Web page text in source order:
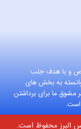
و با هدف جلب
به بخش های
مشوق ما برای برداشتن
است.
البرز محفوظ است.